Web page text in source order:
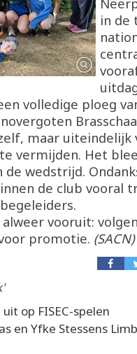
in de
volledige ploeg
maar
vermijden. Het
wedstrijd.
de club vooral
vooruit:
promotie. (SACN)
op FISEC-spelen
en Yfke Stessens